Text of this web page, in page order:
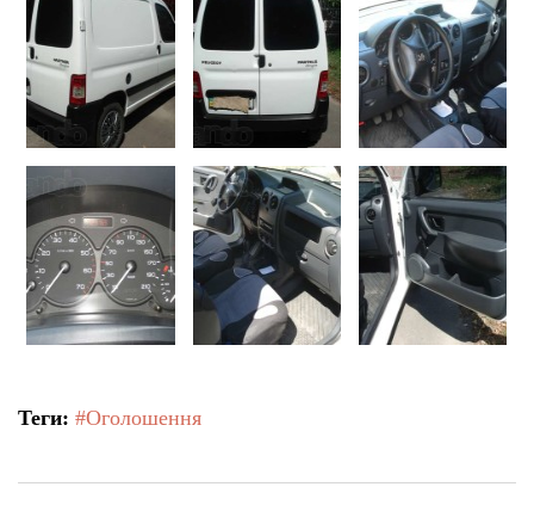
Підтримати «місцевих»
Редакційна політика
Етичний кодекс
Теги: #Оголошення